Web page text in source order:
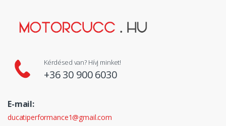
Kérdésed van? Hívj minket!
+36 30 900 6030
E-mail:
ducatiperformance1@gmail.com